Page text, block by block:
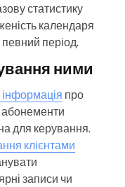
статистику
календаря
певний період.
ними
про
абонементи
для керування.
клієнтами
записи чи